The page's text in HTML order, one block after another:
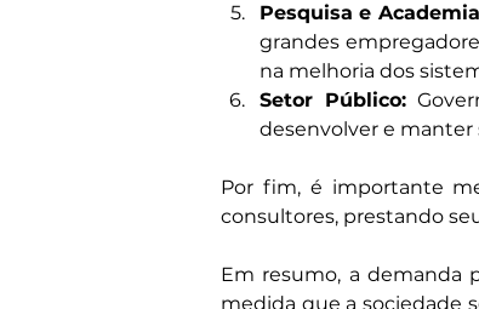
Pesquisa e
grandes
na melhoria dos
Setor Público:
desenvolver e manter
Por fim, é importante
consultores, prestando
Em resumo, a demanda
medida que a sociedade